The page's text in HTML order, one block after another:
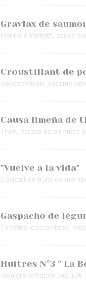
Gravlax de
Mariné à l'anteth, sauce
Croustillant de
Sauce teriyaki, sésame
Causa limeña de
Thon, écrasé de pommes
"Vuelve a la vida"
Cocktail de fruits de mer
Gaspacho de
Tomates, concombres,
Huîtres N°3 " La
Vinaigre échalote (x6: 13€